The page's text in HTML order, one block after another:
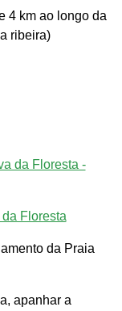
4 km ao longo da
ribeira)
da Floresta -
Floresta
da Praia
apanhar a